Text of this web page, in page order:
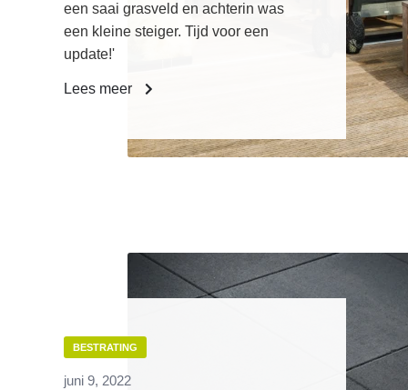
een saai grasveld en achterin was
een kleine steiger. Tijd voor een
update!'
Lees meer
BESTRATING
juni 9, 2022